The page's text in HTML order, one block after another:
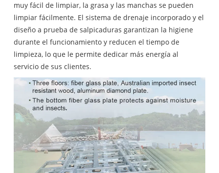
muy fácil de limpiar, la grasa y las manchas se pueden
limpiar fácilmente. El sistema de drenaje incorporado y el
diseño a prueba de salpicaduras garantizan la higiene
durante el funcionamiento y reducen el tiempo de
limpieza, lo que le permite dedicar más energía al
servicio de sus clientes.